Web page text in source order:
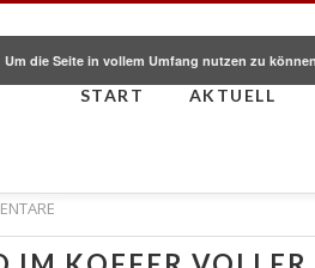
START AKTUELL
die Seite in vollem Umfang nutzen zu